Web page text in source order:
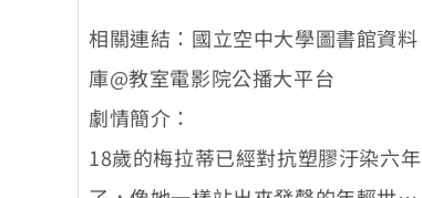
願，漢拉決定卸下高地救星的身分，
但在那之前，她要再搞一場大破壞，
給鋁製業致命一擊！
相關連結：國立空中大學圖書館資料
庫@教室電影院公播大平台
劇情簡介：
18歲的梅拉蒂已經對抗塑膠汙染六年